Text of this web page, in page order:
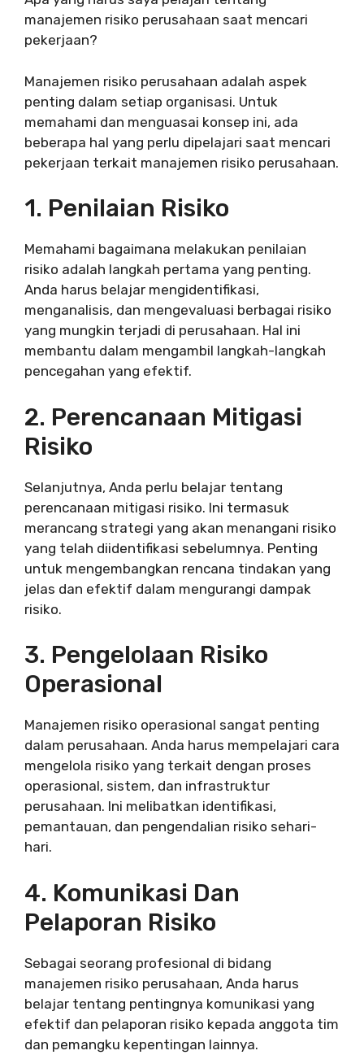
manajemen risiko perusahaan saat mencari
pekerjaan?
Manajemen risiko perusahaan adalah aspek
penting dalam setiap organisasi. Untuk
memahami dan menguasai konsep ini, ada
beberapa hal yang perlu dipelajari saat mencari
pekerjaan terkait manajemen risiko perusahaan.
1. Penilaian Risiko
Memahami bagaimana melakukan penilaian
risiko adalah langkah pertama yang penting.
Anda harus belajar mengidentifikasi,
menganalisis, dan mengevaluasi berbagai risiko
yang mungkin terjadi di perusahaan. Hal ini
membantu dalam mengambil langkah-langkah
pencegahan yang efektif.
2. Perencanaan Mitigasi
Risiko
Selanjutnya, Anda perlu belajar tentang
perencanaan mitigasi risiko. Ini termasuk
merancang strategi yang akan menangani risiko
yang telah diidentifikasi sebelumnya. Penting
untuk mengembangkan rencana tindakan yang
jelas dan efektif dalam mengurangi dampak
risiko.
3. Pengelolaan Risiko
Operasional
Manajemen risiko operasional sangat penting
dalam perusahaan. Anda harus mempelajari cara
mengelola risiko yang terkait dengan proses
operasional, sistem, dan infrastruktur
perusahaan. Ini melibatkan identifikasi,
pemantauan, dan pengendalian risiko sehari-
hari.
4. Komunikasi Dan
Pelaporan Risiko
Sebagai seorang profesional di bidang
manajemen risiko perusahaan, Anda harus
belajar tentang pentingnya komunikasi yang
efektif dan pelaporan risiko kepada anggota tim
dan pemangku kepentingan lainnya.